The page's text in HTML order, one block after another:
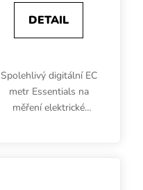
DETAIL
Spolehlivý digitální EC
metr Essentials na
měření elektrické